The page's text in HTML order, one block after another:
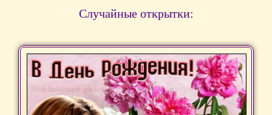
Случайные открытки: